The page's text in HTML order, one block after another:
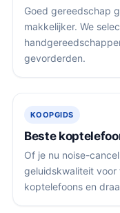
Goed gereedschap
makkelijker. We
gevorderden.
KOOPGIDS
Beste
Of je nu noise-
geluidskwaliteit
koptelefoons en